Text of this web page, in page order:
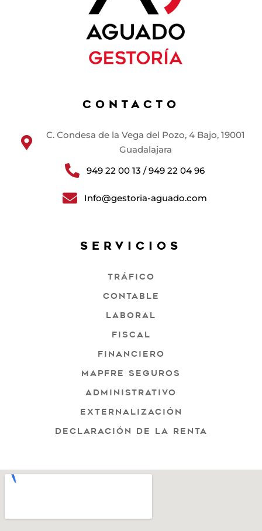
CONTACTO

C. Condesa de la Vega del Pozo, 4 Bajo, 19001
Guadalajara
 949 22 00 13 / 949 22 04 96
 Info@gestoria-aguado.com
SERVICIOS
Tráfico
Contable
Laboral
Fiscal
Financiero
Mapfre Seguros
Administrativo
Externalización
Declaración de la renta